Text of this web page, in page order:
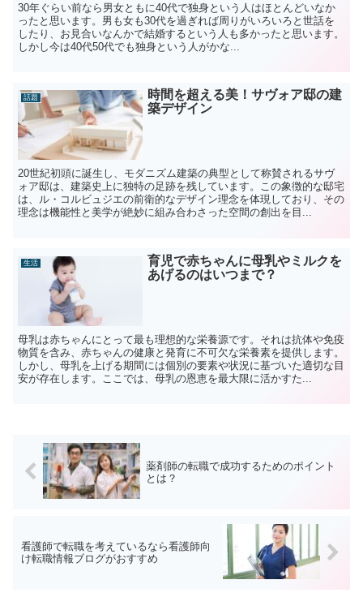
30年ぐらい前なら男女ともに40代で独身という人はほとんどいなか
ったと思います。男も女も30代を過ぎれば周りがいろいろと世話を
したり、お見合いなんかで結婚するという人も多かったと思います。
しかし今は40代50代でも独身という人がかな...
話題
時間を超える美！サヴォア邸の建
築デザイン
20世紀初頭に誕生し、モダニズム建築の典型として称賛されるサヴ
ォア邸は、建築史上に独特の足跡を残しています。この象徴的な邸宅
は、ル・コルビュジエの前衛的なデザイン理念を体現しており、その
理念は機能性と美学が絶妙に組み合わさった空間の創出を目...
生活
育児で赤ちゃんに母乳やミルクを
あげるのはいつまで？
母乳は赤ちゃんにとって最も理想的な栄養源です。それは抗体や免疫
物質を含み、赤ちゃんの健康と発育に不可欠な栄養素を提供します。
しかし、母乳を上げる期間には個別の要素や状況に基づいた適切な目
安が存在します。ここでは、母乳の恩恵を最大限に活かすた...
薬剤師の転職で成功するためのポイント
とは？
看護師で転職を考えているなら看護師向
け転職情報ブログがおすすめ